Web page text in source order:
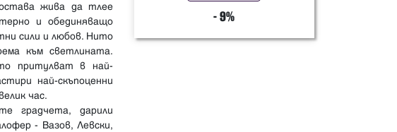
жива да тлее
и обединяващо
сили и любов. Нито
към светлината.
притулват в най-
най-скъпоценни
час.
градчета, дарили
- Вазов, Левски,
- 9%